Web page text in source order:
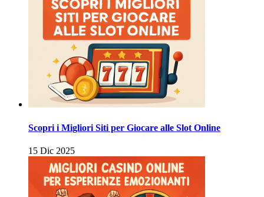
Scopri i Migliori Siti per Giocare alle Slot Online
15 Dic 2025